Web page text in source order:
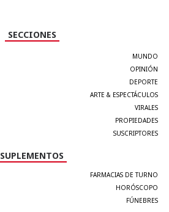
SECCIONES
MUNDO
OPINIÓN
DEPORTE
ARTE & ESPECTÁCULOS
VIRALES
PROPIEDADES
SUSCRIPTORES
SUPLEMENTOS
FARMACIAS DE TURNO
HORÓSCOPO
FÚNEBRES